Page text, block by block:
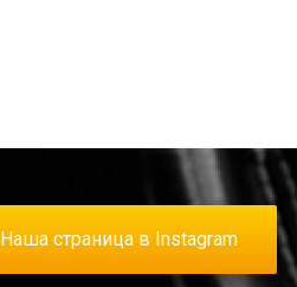
Наша страница в Instagram